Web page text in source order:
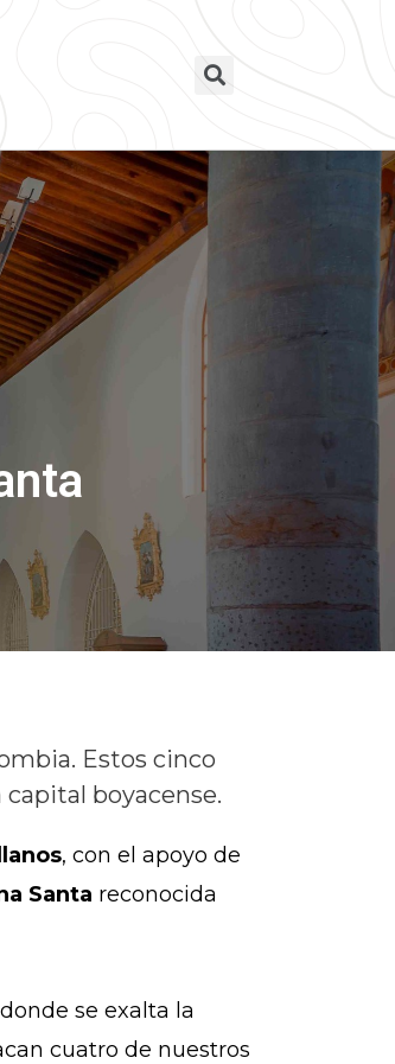
Estos cinco
boyacense.
, con el apoyo de
Santa reconocida
se exalta la
cuatro de nuestros